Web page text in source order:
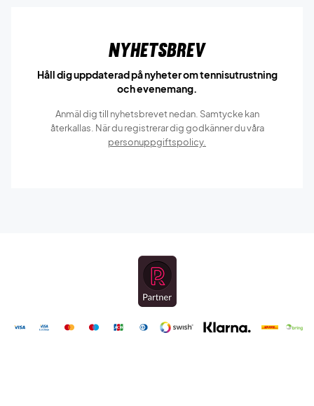
Nyhetsbrev
Håll dig uppdaterad på nyheter om tennisutrustning
och evenemang.
Anmäl dig till nyhetsbrevet nedan. Samtycke kan
återkallas. När du registrerar dig godkänner du våra
personuppgiftspolicy.